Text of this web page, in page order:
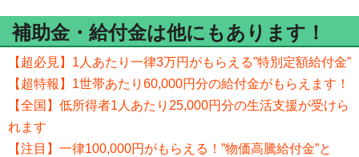
補助金・給付金は他にもあります！
【超必見】1人あたり一律3万円がもらえる”特別定額給付金”
【超特報】1世帯あたり60,000円分の給付金がもらえます！
【全国】低所得者1人あたり25,000円分の生活支援が受けら
れます
【注目】一律100,000円がもらえる！”物価高騰給付金”と